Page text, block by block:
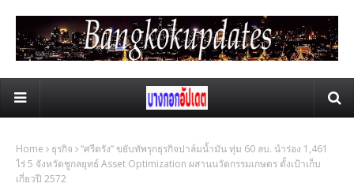
Home ธุรกิจ
“ศรีตรัง” ขยับทัพรุกธุรกิจปาล์มน้ำมัน ทุ่ม 60 ลบ. นำร่อง 1,461
ไร่ 5 จังหวัดชูกลยุทธ์ Asset Optimization ผสานนวัตกรรมเกษตร ตั้งเป้าเก็บ
เกี่ยวปี 2572